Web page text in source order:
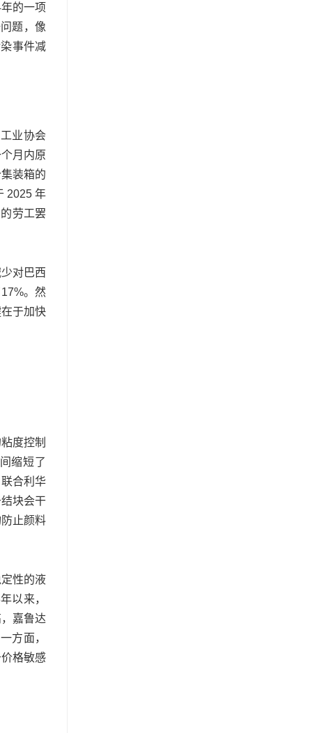
的一项
题，像
事件减
业协会
月内原
装箱的
2025 年
劳工罢
对巴西
。然
于加快
度控制
缩短了
合利华
块会干
止颜料
性的液
以来，
嘉鲁达
方面，
格敏感